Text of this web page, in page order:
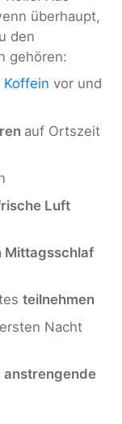
überhaupt,
den
gehören:
Koffein vor und
auf Ortszeit
Luft
Mittagsschlaf
teilnehmen
Nacht
anstrengende